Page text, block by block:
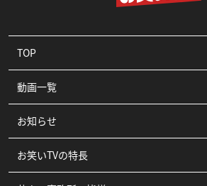
TOP
動画一覧
コント
漫才
お知らせ
お笑いTVの特長